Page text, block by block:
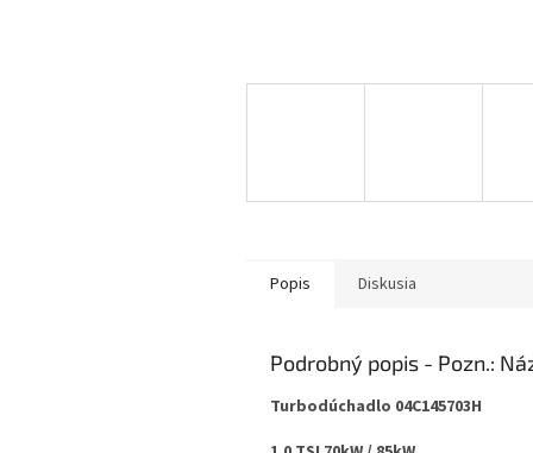
Popis Diskusia
Podrobný popis
Turbodúchadlo 04C145703H